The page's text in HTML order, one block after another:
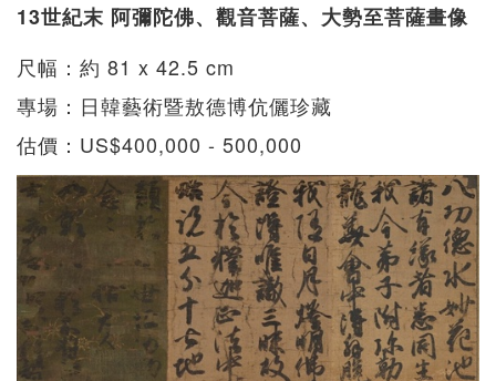
13世紀末 阿彌陀佛、觀音菩薩、大勢至菩薩畫像
尺幅：約 81 x 42.5 cm
專場：日韓藝術暨敖德博伉儷珍藏
估價：US$400,000 - 500,000